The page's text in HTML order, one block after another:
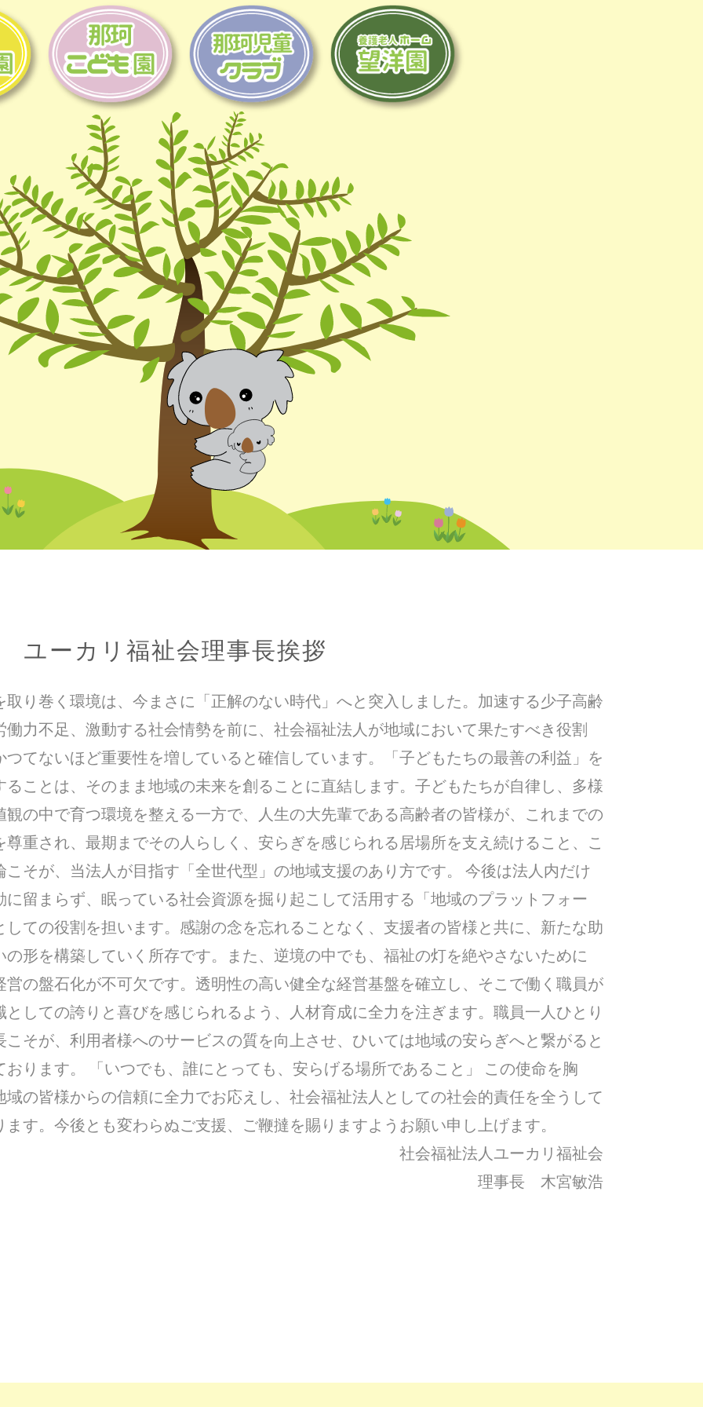
ユーカリ福祉会理事長挨拶
取り巻く環境は、今まさに「正解のない時代」へと突入しました。加速する少子高齢
働力不足、激動する社会情勢を前に、社会福祉法人が地域において果たすべき役割
つてないほど重要性を増していると確信しています。「子どもたちの最善の利益」を
ることは、そのまま地域の未来を創ることに直結します。子どもたちが自律し、多様
観の中で育つ環境を整える一方で、人生の大先輩である高齢者の皆様が、これまでの
尊重され、最期までその人らしく、安らぎを感じられる居場所を支え続けること、こ
こそが、当法人が目指す「全世代型」の地域支援のあり方です。 今後は法人内だけ
に留まらず、眠っている社会資源を掘り起こして活用する「地域のプラットフォー
しての役割を担います。感謝の念を忘れることなく、支援者の皆様と共に、新たな助
の形を構築していく所存です。また、逆境の中でも、福祉の灯を絶やさないために
営の盤石化が不可欠です。透明性の高い健全な経営基盤を確立し、そこで働く職員が
としての誇りと喜びを感じられるよう、人材育成に全力を注ぎます。職員一人ひとり
こそが、利用者様へのサービスの質を向上させ、ひいては地域の安らぎへと繋がると
おります。 「いつでも、誰にとっても、安らげる場所であること」 この使命を胸
域の皆様からの信頼に全力でお応えし、社会福祉法人としての社会的責任を全うして
ます。今後とも変わらぬご支援、ご鞭撻を賜りますようお願い申し上げます。
社会福祉法人ユーカリ福祉会
理事長 木宮敏浩